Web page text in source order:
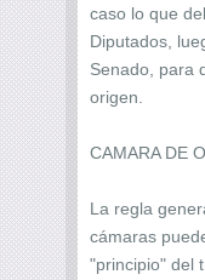
caso lo que
Diputados,
Senado, para
origen.
CAMARA DE
La regla
cámaras
"principio" del